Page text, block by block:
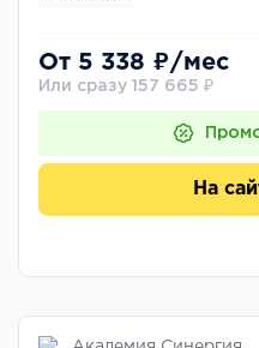
От 5 338 ₽/мес
Или сразу 157 665 ₽
На